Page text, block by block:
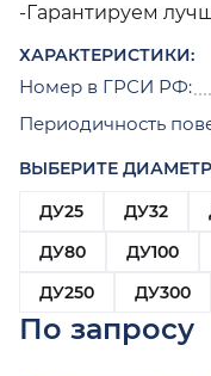
-Гарантируем
ХАРАКТЕРИСТИКИ:
Номер в ГРСИ РФ:
Периодичность
ВЫБЕРИТЕ
ДУ25
ДУ32
ДУ80
ДУ100
ДУ250
ДУ300
По запросу